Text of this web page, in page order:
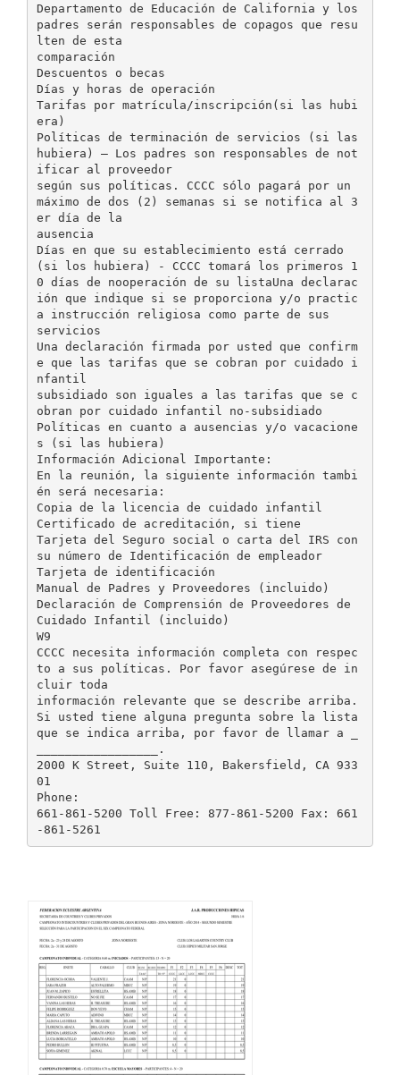
Departamento de Educación de California y los
padres serán responsables de copagos que resu
lten de esta
comparación
Descuentos o becas
Días y horas de operación
Tarifas por matrícula/inscripción(si las hubi
era)
Políticas de terminación de servicios (si las
hubiera) – Los padres son responsables de not
ificar al proveedor
según sus políticas. CCCC sólo pagará por un
máximo de dos (2) semanas si se notifica al 3
er día de la
ausencia
Días en que su establecimiento está cerrado
(si los hubiera) - CCCC tomará los primeros 1
0 días de nooperación de su listaUna declarac
ión que indique si se proporciona y/o practic
a instrucción religiosa como parte de sus
servicios
Una declaración firmada por usted que confirm
e que las tarifas que se cobran por cuidado i
nfantil
subsidiado son iguales a las tarifas que se c
obran por cuidado infantil no-subsidiado
Políticas en cuanto a ausencias y/o vacacione
s (si las hubiera)
Información Adicional Importante:
En la reunión, la siguiente información tambi
én será necesaria:
Copia de la licencia de cuidado infantil
Certificado de acreditación, si tiene
Tarjeta del Seguro social o carta del IRS con
su número de Identificación de empleador
Tarjeta de identificación
Manual de Padres y Proveedores (incluido)
Declaración de Comprensión de Proveedores de
Cuidado Infantil (incluido)
W9
CCCC necesita información completa con respec
to a sus políticas. Por favor asegúrese de in
cluir toda
información relevante que se describe arriba.
Si usted tiene alguna pregunta sobre la lista
que se indica arriba, por favor de llamar a _
_________________.
2000 K Street, Suite 110, Bakersfield, CA 933
01
Phone:
661-861-5200 Toll Free: 877-861-5200 Fax: 661